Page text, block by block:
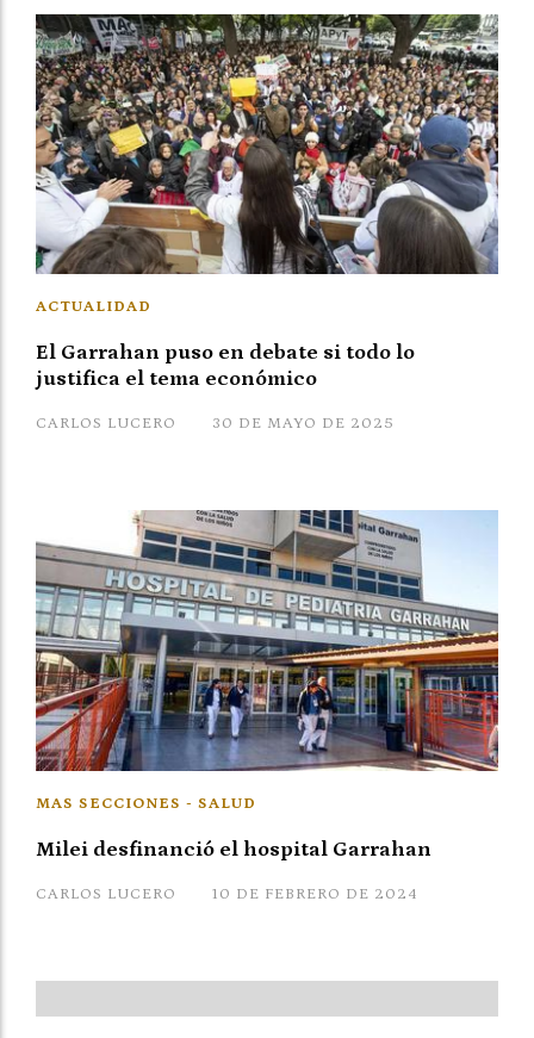
El Garrahan puso en debate si todo lo
justifica el tema económico
CARLOS LUCERO
ACTUALIDAD
30 DE MAYO DE 2025
Milei desfinanció el hospital Garrahan
CARLOS LUCERO
MAS SECCIONES - SALUD
10 DE FEBRERO DE 2024